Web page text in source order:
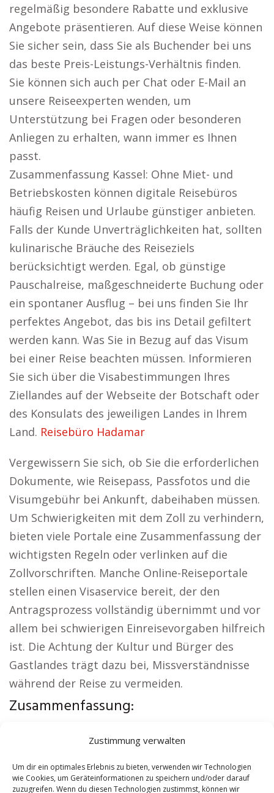
Zustimmung verwalten
Um dir ein optimales Erlebnis zu bieten, verwenden wir Technologien
wie Cookies, um Geräteinformationen zu speichern und/oder darauf
zuzugreifen. Wenn du diesen Technologien zustimmst, können wir
regelmäßig besondere Rabatte und exklusive
Angebote präsentieren. Auf diese Weise können
Sie sicher sein, dass Sie als Buchender bei uns
das beste Preis-Leistungs-Verhältnis finden.
Sie können sich auch per Chat oder E-Mail an
unsere Reiseexperten wenden, um
Unterstützung bei Fragen oder besonderen
Anliegen zu erhalten, wann immer es Ihnen
passt.
Zusammenfassung Kassel: Ohne Miet- und
Betriebskosten können digitale Reisebüros
häufig Reisen und Urlaube günstiger anbieten.
Falls der Kunde Unverträglichkeiten hat, sollten
kulinarische Bräuche des Reiseziels
berücksichtigt werden. Egal, ob günstige
Pauschalreise, maßgeschneiderte Buchung oder
ein spontaner Ausflug – bei uns finden Sie Ihr
perfektes Angebot, das bis ins Detail gefiltert
werden kann. Was Sie in Bezug auf das Visum
bei einer Reise beachten müssen. Informieren
Sie sich über die Visabestimmungen Ihres
Ziellandes auf der Webseite der Botschaft oder
des Konsulats des jeweiligen Landes in Ihrem
Land. Reisebüro Hadamar
Vergewissern Sie sich, ob Sie die erforderlichen
Dokumente, wie Reisepass, Passfotos und die
Visumgebühr bei Ankunft, dabeihaben müssen.
Um Schwierigkeiten mit dem Zoll zu verhindern,
bieten viele Portale eine Zusammenfassung der
wichtigsten Regeln oder verlinken auf die
Zollvorschriften. Manche Online-Reiseportale
stellen einen Visaservice bereit, der den
Antragsprozess vollständig übernimmt und vor
allem bei schwierigen Einreisevorgaben hilfreich
ist. Die Achtung der Kultur und Bürger des
Gastlandes trägt dazu bei, Missverständnisse
während der Reise zu vermeiden.
Zusammenfassung:
Sicherheitsdienst Kassel|Versicherung Kassel
Hundeschule Kassel| Schamane Kassel|
Reisebüro Kassel